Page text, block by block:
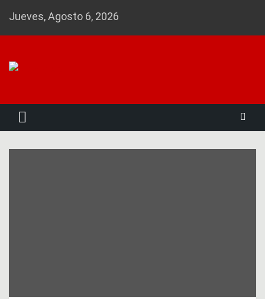
Jueves, Agosto 6, 2026